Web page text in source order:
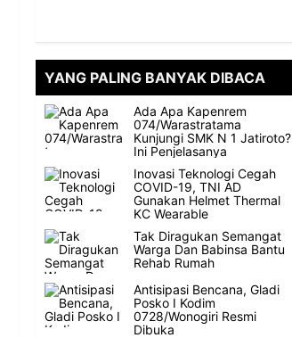
YANG PALING BANYAK DIBACA
Ada Apa Kapenrem
074/Warastratama
Kunjungi SMK N 1 Jatiroto?
Ini Penjelasanya
Inovasi Teknologi Cegah
COVID-19, TNI AD
Gunakan Helmet Thermal
KC Wearable
Tak Diragukan Semangat
Warga Dan Babinsa Bantu
Rehab Rumah
Antisipasi Bencana, Gladi
Posko I Kodim
0728/Wonogiri Resmi
Dibuka